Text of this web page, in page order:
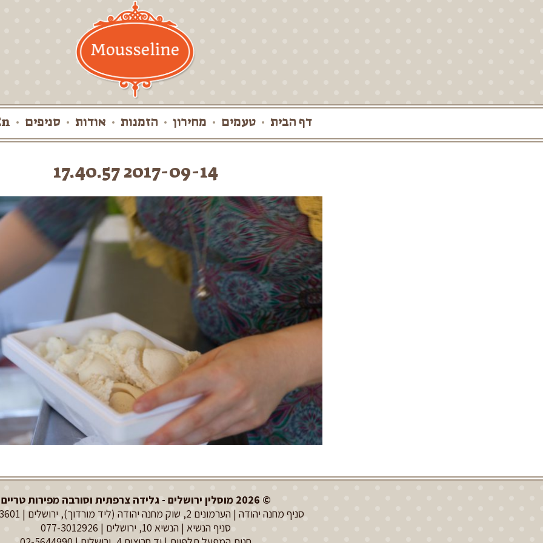
דף הבית טעמים מחירון הזמנות אודות סניפים
2017-09-14 17.40.57
© 2026 מוסלין ירושלים - גלידה צרפתית וסורבה מפירות טריים
סניף מחנה יהודה | הערמונים 2, שוק מחנה יהודה (ליד מורדוך), ירושלים |
סניף הנשיא | הנשיא 10, ירושלים |
077-3012926